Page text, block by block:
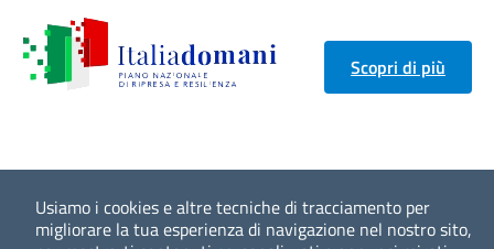
Usiamo i cookies e altre tecniche di tracciamento per
migliorare la tua esperienza di navigazione nel nostro sito,
Scopri di più